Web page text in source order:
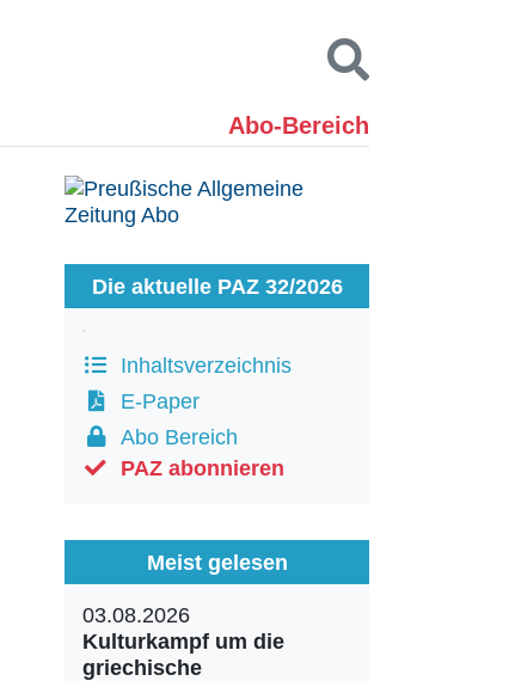
Abo-Bereich
Kontakt
Die aktuelle PAZ 32/2026
Inhaltsverzeichnis
E-Paper
Abo Bereich
PAZ abonnieren
Meist gelesen
03.08.2026
Kulturkampf um die
griechische